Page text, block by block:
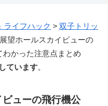
ライフハック > 双子トリッ
望ホールスカイビューの
かった注意点まとめ
ています。
ューの飛行機公